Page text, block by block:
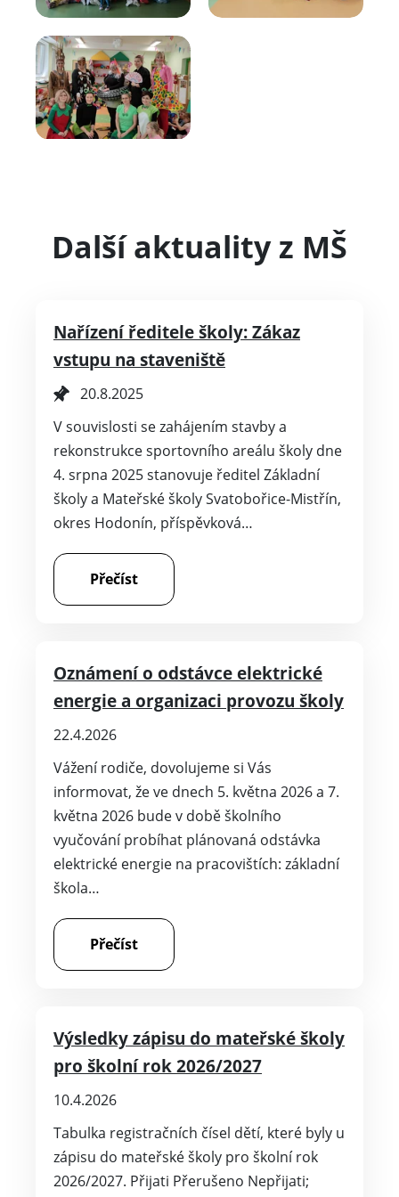
Další aktuality z MŠ
Nařízení ředitele školy: Zákaz
vstupu na staveniště
20.8.2025
V souvislosti se zahájením stavby a
rekonstrukce sportovního areálu školy dne
4. srpna 2025 stanovuje ředitel Základní
školy a Mateřské školy Svatobořice-Mistřín,
okres Hodonín, příspěvková…
Přečíst
Oznámení o odstávce elektrické
energie a organizaci provozu školy
22.4.2026
Vážení rodiče, dovolujeme si Vás
informovat, že ve dnech 5. května 2026 a 7.
května 2026 bude v době školního
vyučování probíhat plánovaná odstávka
elektrické energie na pracovištích: základní
škola…
Přečíst
Výsledky zápisu do mateřské školy
pro školní rok 2026/2027
10.4.2026
Tabulka registračních čísel dětí, které byly u
zápisu do mateřské školy pro školní rok
2026/2027. Přijati Přerušeno Nepřijati;